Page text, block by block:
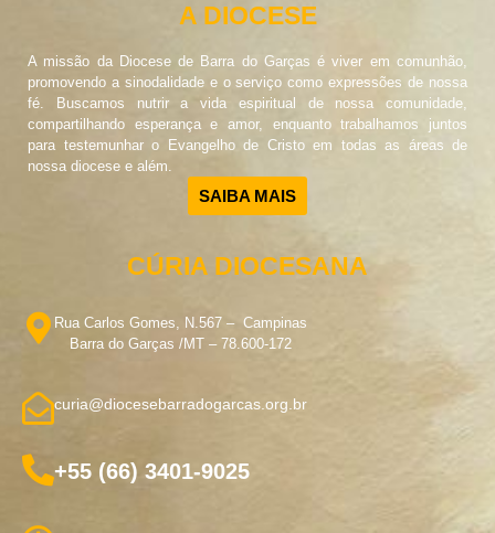
A DIOCESE
A missão da Diocese de Barra do Garças é viver em comunhão,
promovendo a sinodalidade e o serviço como expressões de nossa
fé. Buscamos nutrir a vida espiritual de nossa comunidade,
compartilhando esperança e amor, enquanto trabalhamos juntos
para testemunhar o Evangelho de Cristo em todas as áreas de
nossa diocese e além.
SAIBA MAIS
CÚRIA DIOCESANA
Rua Carlos Gomes, N.567 – Campinas
Barra do Garças /MT – 78.600-172
curia@diocesebarradogarcas.org.br
+55 (66) 3401-9025